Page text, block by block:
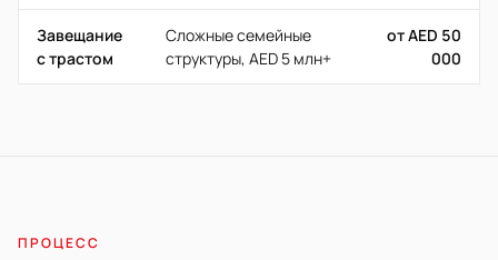
Завещание
с трастом
Сложные семейные
структуры, AED 5 млн+
от AED 50
000
ПРОЦЕСС